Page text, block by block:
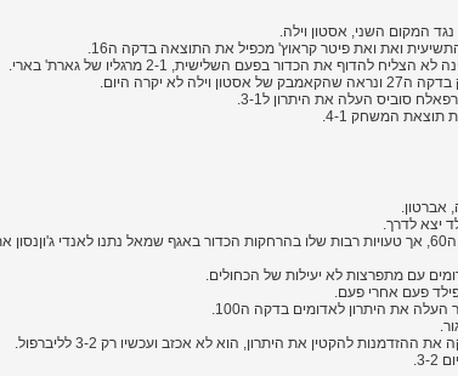
המקום השני, אסטון וילה.
ואת ואת פיטר קראוץ' מכפיל את התוצאה בדקה ה16.
את הכדור בפעם השלישית, 2-1 מרגליו של גארת' בארי.
יקרה היום.
אברטון.
יצא לדרך.
ג'ון ארנה ריסה העלה את האדומים ליתרון בבעיטה חופשית בדקה ה60, אך טעויות רבות שלו בהרחקות הכדור באגף
עם מתפרצות לא יעילות של הכחולים.
פעם אחרי פעם.
להקטין את היתרון, הוא לא אכזב ועכשיו רק 3-2 לליברפול.